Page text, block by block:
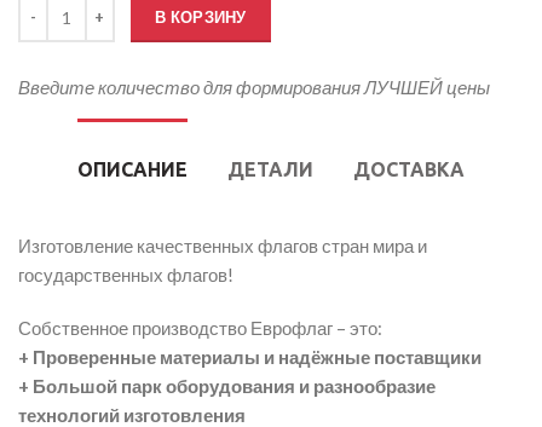
В КОРЗИНУ
Введите количество для формирования ЛУЧШЕЙ цены
ОПИСАНИЕ ДЕТАЛИ ДОСТАВКА
Изготовление качественных флагов стран мира и
государственных флагов!
Собственное производство Еврофлаг – это:
+ Проверенные материалы и надёжные поставщики
+ Большой парк оборудования и разнообразие
технологий изготовления